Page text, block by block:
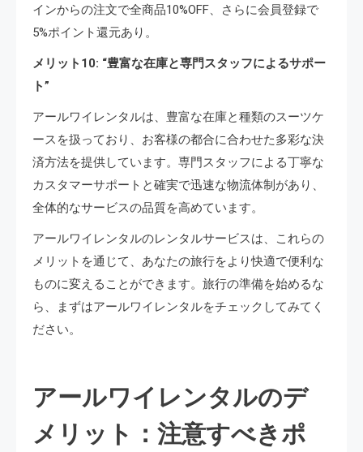
インからの注文で全商品10%OFF、さらに会員登録で
5%ポイント還元あり。
メリット10: “豊富な在庫と専門スタッフによるサポー
ト”
アールワイレンタルは、豊富な在庫と種類のスーツケ
ースを扱っており、お客様の都合に合わせた多彩な決
済方法を提供しています。専門スタッフによる丁寧な
カスタマーサポートと確実で迅速な物流体制があり、
全体的なサービスの品質を高めています。
アールワイレンタルのレンタルサービスは、これらの
メリットを通じて、あなたの旅行をより快適で便利な
ものに変えることができます。旅行の準備を始めるな
ら、まずはアールワイレンタルをチェックしてみてく
ださい。
アールワイレンタルのデ
メリット：注意すべきポ